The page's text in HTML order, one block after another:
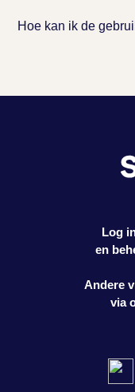
Hoe kan ik de
Log
en
Andere
via